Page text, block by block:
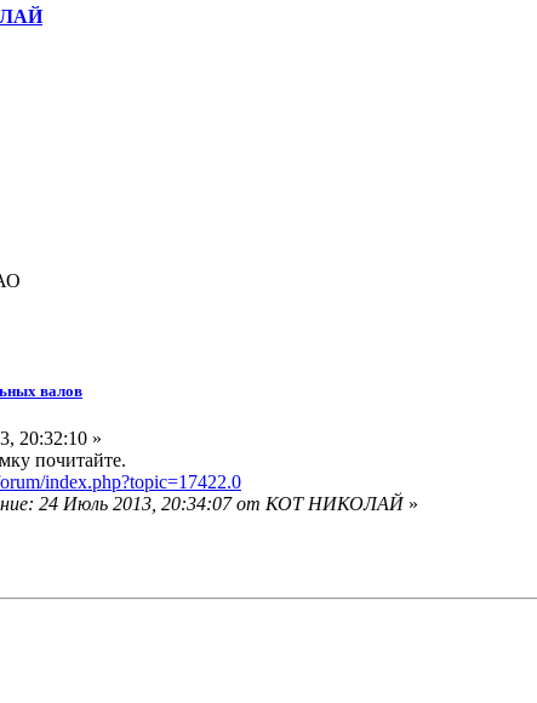
валов
20:32:10 »
почитайте.
index.php?topic=17422.0
24 Июль 2013, 20:34:07 от КОТ НИКОЛАЙ»